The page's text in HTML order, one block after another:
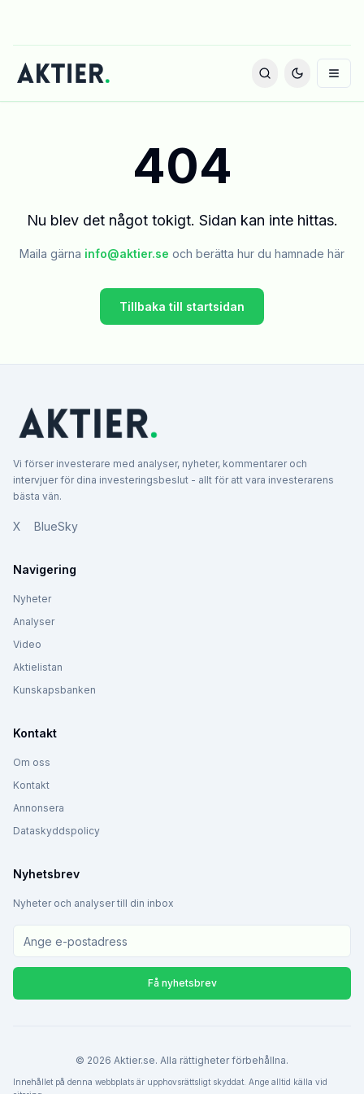
404
Nu blev det något tokigt. Sidan kan inte hittas.
Maila gärna info@aktier.se och berätta hur du hamnade här
Tillbaka till startsidan
Vi förser investerare med analyser, nyheter, kommentarer och
intervjuer för dina investeringsbeslut - allt för att vara investerarens
bästa vän.
X BlueSky
Navigering
Nyheter
Analyser
Video
Aktielistan
Kunskapsbanken
Kontakt
Om oss
Kontakt
Annonsera
Dataskyddspolicy
Nyhetsbrev
Nyheter och analyser till din inbox
Få nyhetsbrev
© 2026 Aktier.se. Alla rättigheter förbehållna.
Innehållet på denna webbplats är upphovsrättsligt skyddat. Ange alltid källa vid